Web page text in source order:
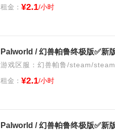
租金： ¥2.1/小时
游戏区服：幻兽帕鲁/steam/steam
租金： ¥2.1/小时